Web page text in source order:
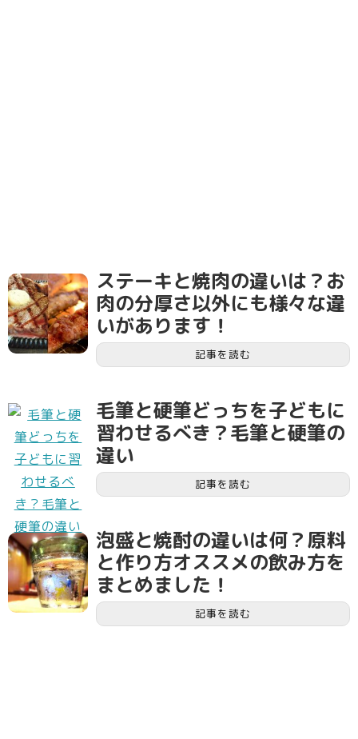
ステーキと焼肉の違いは？お
肉の分厚さ以外にも様々な違
いがあります！
記事を読む
毛筆と硬筆どっちを子どもに
習わせるべき？毛筆と硬筆の
違い
記事を読む
泡盛と焼酎の違いは何？原料
と作り方オススメの飲み方を
まとめました！
記事を読む